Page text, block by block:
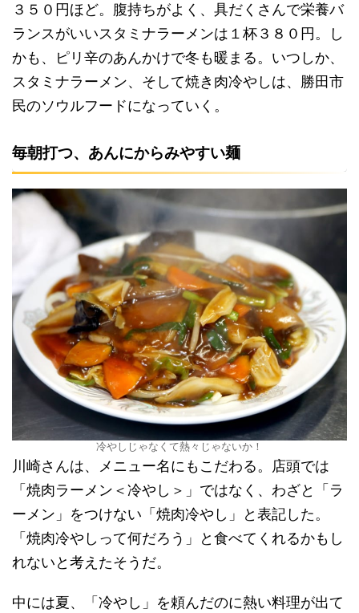
３５０円ほど。腹持ちがよく、具だくさんで栄養バ
ランスがいいスタミナラーメンは１杯３８０円。し
かも、ピリ辛のあんかけで冬も暖まる。いつしか、
スタミナラーメン、そして焼き肉冷やしは、勝田市
民のソウルフードになっていく。
毎朝打つ、あんにからみやすい麺
冷やしじゃなくて熱々じゃないか！
川崎さんは、メニュー名にもこだわる。店頭では
「焼肉ラーメン＜冷やし＞」ではなく、わざと「ラ
ーメン」をつけない「焼肉冷やし」と表記した。
「焼肉冷やしって何だろう」と食べてくれるかもし
れないと考えたそうだ。
中には夏、「冷やし」を頼んだのに熱い料理が出て